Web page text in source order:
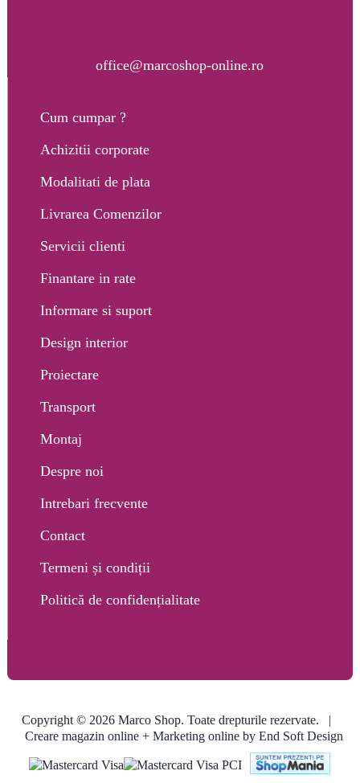
office@marcoshop-online.ro
Cum cumpar ?
Achizitii corporate
Modalitati de plata
Livrarea Comenzilor
Servicii clienti
Finantare in rate
Informare si suport
Design interior
Proiectare
Transport
Montaj
Despre noi
Intrebari frecvente
Contact
Termeni și condiții
Politică de confidențialitate
Copyright © 2026 Marco Shop. Toate drepturile rezervate. |
Creare magazin online+ Marketing online by End Soft Design